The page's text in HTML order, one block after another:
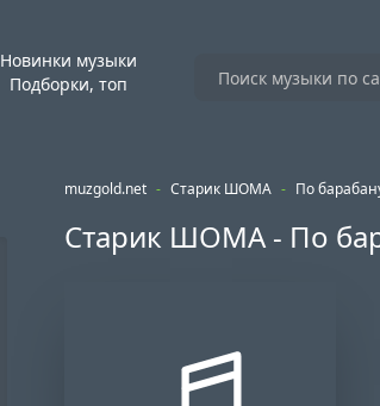
Новинки музыки
Подборки, топ
muzgold.net - Старик ШОМА - По
Старик ШОМА - По